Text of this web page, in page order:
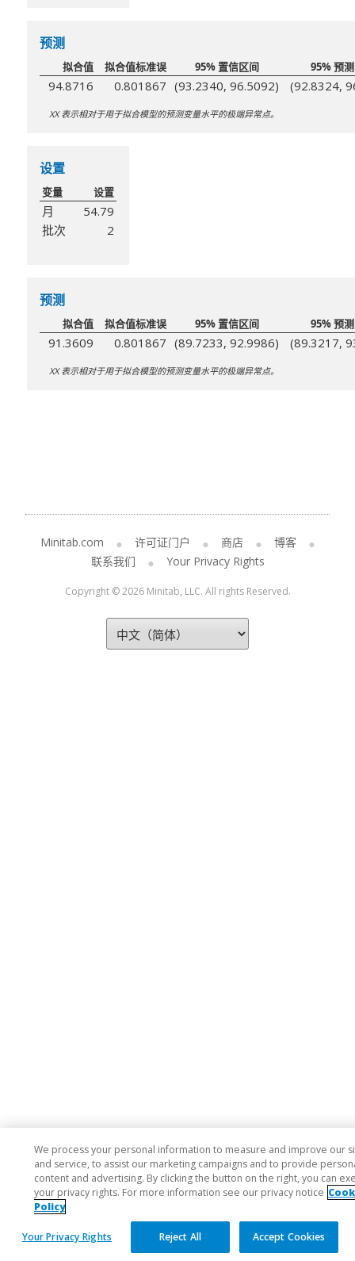
预测
拟合值 拟合值标准误 95% 置信区间 95% 预
94.8716 0.801867 (93.2340, 96.5092) (92.8324,
XX 表示相对于用于拟合模型的预测变量水平的极端异常点。
设置
变量 设置
月
54.79
批次
2
预测
拟合值 拟合值标准误 95% 置信区间 95% 预
91.3609 0.801867 (89.7233, 92.9986) (89.3217,
XX 表示相对于用于拟合模型的预测变量水平的极端异常点。
Minitab.com 许可证门户 商店
博客
联系我们
Your Privacy Rights
Copyright © 2026 Minitab, LLC. All rights Reserved.
We process your personal information to measure and improve our
and service, to assist our marketing campaigns and to provide
content and advertising. By clicking the button on the right, you can
your privacy rights. For more information see our privacy notice
Policy
Your Privacy Rights Reject All Accept Cookies